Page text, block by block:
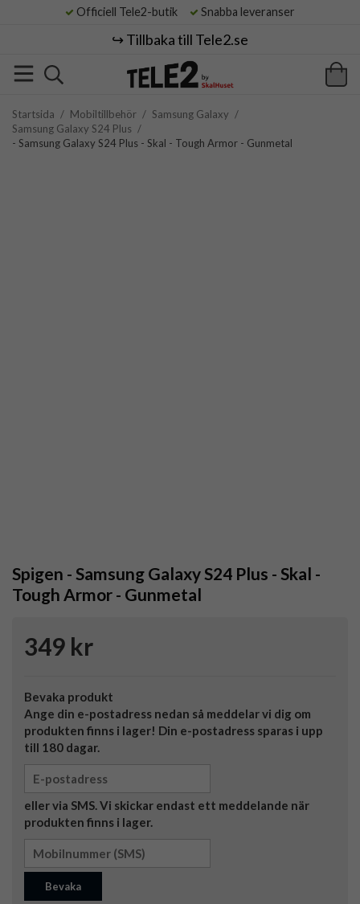
Officiell Tele2-butik Snabba leveranser
↪️ Tillbaka till Tele2.se
Startsida / Mobiltillbehör / Samsung Galaxy /
Samsung Galaxy S24 Plus /
- Samsung Galaxy S24 Plus - Skal - Tough Armor - Gunmetal
Spigen - Samsung Galaxy S24 Plus - Skal -
Tough Armor - Gunmetal
349 kr
Bevaka produkt
Ange din e-postadress nedan så meddelar vi dig om
produkten finns i lager! Din e-postadress sparas i upp
till 180 dagar.
eller via SMS. Vi skickar endast ett meddelande när
produkten finns i lager.
Bevaka